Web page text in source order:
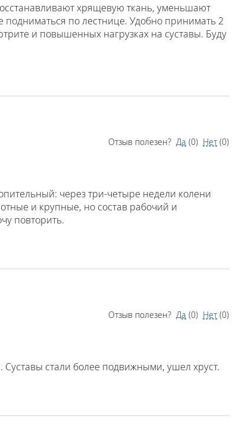
хрящевую ткань, уменьшают
подниматься по лестнице. Удобно принимать 2
и повышенных нагрузках на суставы. Буду
Отзыв полезен? Да (0) Нет (0)
через три-четыре недели колени
и крупные, но состав рабочий и
повторить.
Отзыв полезен? Да (0) Нет (0)
Суставы стали более подвижными, ушел хруст.